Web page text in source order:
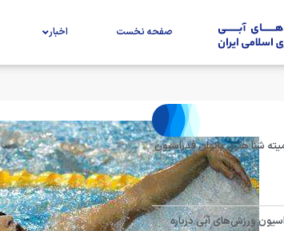
صفحه نخست اخبار
شنا هنری بانوان فدراسیون
ورزش‌های آبی درباره